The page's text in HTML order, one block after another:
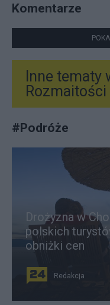
Komentarze
Inne tematy
Rozmaitości
#Podróże
Drożyzna w
polskich
obniżki cen
Redakcja